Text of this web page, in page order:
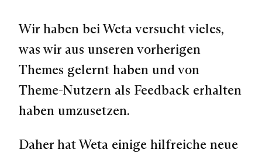
Wir haben bei Weta versucht vieles,
was wir aus unseren vorherigen
Themes gelernt haben und von
Theme-Nutzern als Feedback erhalten
haben umzusetzen.
Daher hat Weta einige hilfreiche neue